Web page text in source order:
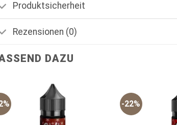
Produktsicherheit
Rezensionen (0)
DAZU
-22%